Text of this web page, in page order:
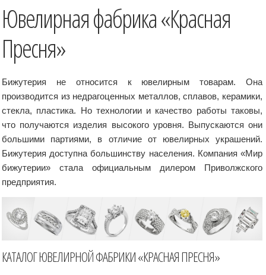
Ювелирная фабрика «Красная
Пресня»
Бижутерия не относится к ювелирным товарам. Она
производится из недрагоценных металлов, сплавов, керамики,
стекла, пластика. Но технологии и качество работы таковы,
что получаются изделия высокого уровня. Выпускаются они
большими партиями, в отличие от ювелирных украшений.
Бижутерия доступна большинству населения. Компания «Мир
бижутерии» стала официальным дилером Приволжского
предприятия.
КАТАЛОГ ЮВЕЛИРНОЙ ФАБРИКИ «КРАСНАЯ ПРЕСНЯ»